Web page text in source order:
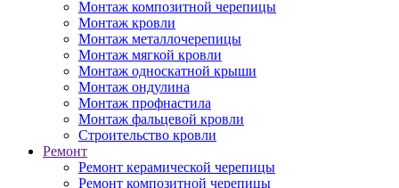
Монтаж композитной черепицы
Монтаж кровли
Монтаж металлочерепицы
Монтаж мягкой кровли
Монтаж односкатной крыши
Монтаж ондулина
Монтаж профнастила
Монтаж фальцевой кровли
Строительство кровли
Ремонт
Ремонт керамической черепицы
Ремонт композитной черепицы